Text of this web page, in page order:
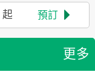
起 預訂 
更多